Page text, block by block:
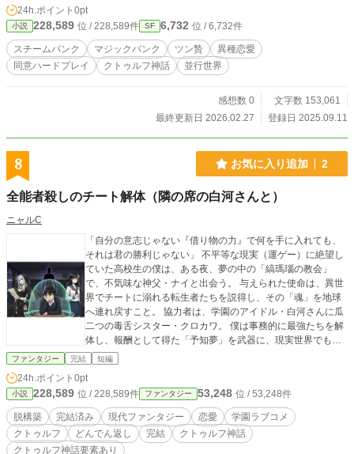
む。かくして契約は成され、少女は名前と知識を与えられ、力の代わりに魂を啄
ませる。これは、ミスカトニック大学民俗学教授となった少女ライラ＝シュルズ
ベリイと、人の死体を依代にうだつの上がらない学生となったハスターの愛憎入
り混じる奇妙な相棒関係と、その復讐の渦に巻き込まれる歪んだ世界の物語。
24h.ポイント 0pt
小説 228,589 位 / 228,589件 SF 6,732 位 / 6,732件
スチームパンク マジックパンク ツン贄
異種恋愛
同意ハードプレイ
クトゥルフ神話 並行世界
感想数 0
文字数 153,061
最終更新日 2026.02.27
登録日 2025.09.11
8 お気に入り追加 2
全能者殺しのチート解体（隣の席の白河さんと）
ニャルC
「自分の意志じゃない『借り物の力』で何を手に入れても、
それは君の勝利じゃない」 不平等な現実（運ゲー）に絶望し
ていた高校生の僕は、ある夜、夢の中の「縞瑪瑙の教会」
で、不気味な神父・ナイと出会う。 与えられた使命は、異世
界でチートに溺れる転生者たちを説得し、その「魂」を地球
へ連れ戻すこと。 協力者は、学園のアイドル・白河さんに瓜
二つの毒舌シスター・クロカワ。 僕は事務的に最強たちを解
体し、報酬として得た「予知夢」を武器に、現実世界でも
「完璧な日常」を手に入れ始める。 神の嘘を暴き、屁理屈
劇。 図書室で僕を待っていたのは、夢よりも残酷で、愛おし
い「現実」のどんでん返しだった。 能力バトルの皮を被っ
た、知的逆転ラブコメ。 ――全能殺しのチート解体（隣の席
の白河さんと）
ファンタジー 完結 短編
24h.ポイント 0pt
小説 228,589 位 / 228,589件 ファンタジー 53,248 位 / 53,248件
脱構築 完結済み 現代ファンタジー 恋愛
学園ラブコメ
クトゥルフ
どんでん返し 完結
クトゥルフ神話
クトゥルフ神話要素あり